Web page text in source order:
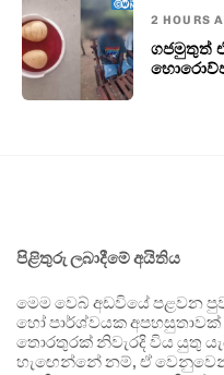
2 HOURS
ගජමුතුත්
පිළිතුරු ලබාදීමේ අයිතිය
මෙම වෙබ් අඩවියේ පළවන
හෝ පාර්ශ්වයක
තොරතුරක් නිවැරදි විය යුතු
හැඟෙන්නේ නම්, ඒ වෙනුවෙන්